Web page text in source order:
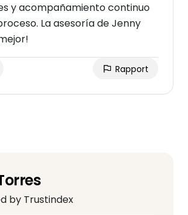
y acompañamiento continuo
La asesoría de Jenny
Rapport
by Trustindex